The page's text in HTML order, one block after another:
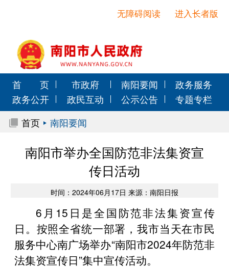
进入长者版
无障碍阅读
首 页 市政府 南阳要闻
政务服务
政务公开
政民互动 公示公告
专题专栏
首页
南阳要闻
南阳市举办全国防范非法集资宣
传日活动
时间：2024年06月17日 来源：南阳日报
6月15日是全国防范非法集资宣传
日。按照全省统一部署，我市当天在市民
服务中心南广场举办“南阳市2024年防范非
法集资宣传日”集中宣传活动。